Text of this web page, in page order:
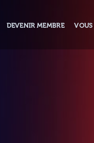
DEVENIR MEMBRE